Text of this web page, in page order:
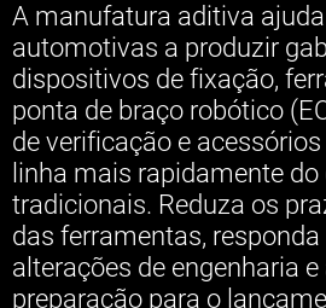
A manufatura aditiva
automotivas a produzir
dispositivos de fixação,
ponta de braço robótico
de verificação e
linha mais rapidamente
tradicionais. Reduza os
das ferramentas,
alterações de engenharia e
preparação para o